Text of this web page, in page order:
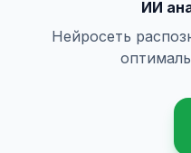
ИИ
Нейросеть